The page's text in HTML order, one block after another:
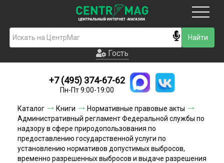
Гость
Новинки
Условия доставки
Условия оплаты
Контакты
Гость
+7 (495) 374-67-62
Пн-Пт 9:00-19:00
Каталог Книги
Нормативные правовые акты
Административный регламент Федеральной службы по
надзору в сфере природопользования по
предоставлению государственной услуги по
установлению нормативов допустимых выбросов,
временно разрешенных выбросов и выдаче разрешения